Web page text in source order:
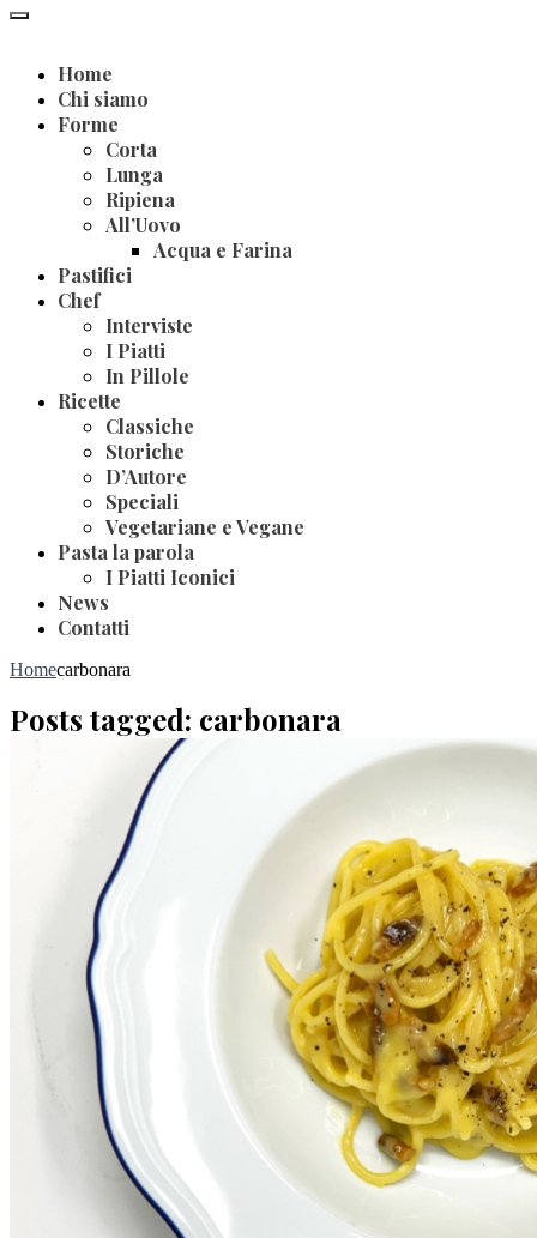
Home
Chi siamo
Forme
Corta
Lunga
Ripiena
All’Uovo
Acqua e Farina
Pastifici
Chef
Interviste
I Piatti
In Pillole
Ricette
Classiche
Storiche
D’Autore
Speciali
Vegetariane e Vegane
Pasta la parola
I Piatti Iconici
News
Contatti
Homecarbonara
Posts tagged: carbonara